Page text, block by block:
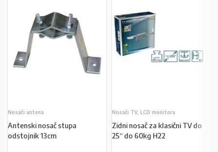
Nosači antena
Antenski nosač stupa
odstojnik 13cm
Nosači TV, LCD monitora
Zidni nosač za klasični TV do
25“ do 60kg H22